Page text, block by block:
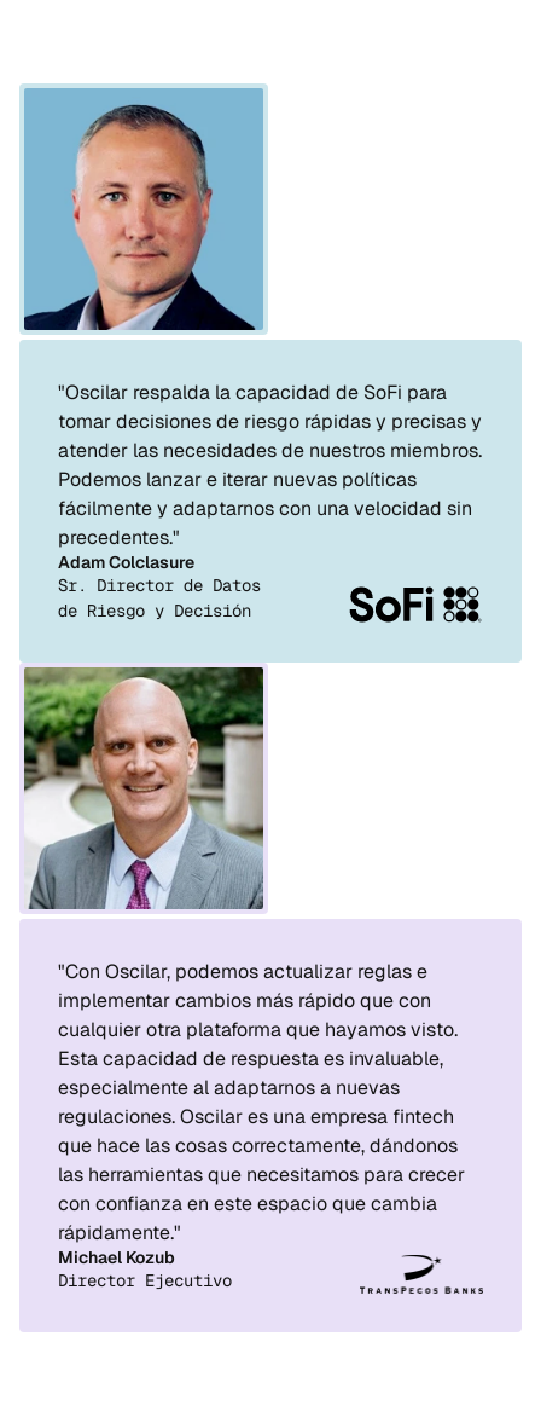
"Oscilar respalda la capacidad de SoFi para
tomar decisiones de riesgo rápidas y precisas y
atender las necesidades de nuestros miembros.
Podemos lanzar e iterar nuevas políticas
fácilmente y adaptarnos con una velocidad sin
precedentes."
Adam Colclasure
Sr. Director de Datos
de Riesgo y Decisión
"Con Oscilar, podemos actualizar reglas e
implementar cambios más rápido que con
cualquier otra plataforma que hayamos visto.
Esta capacidad de respuesta es invaluable,
especialmente al adaptarnos a nuevas
regulaciones. Oscilar es una empresa fintech
que hace las cosas correctamente, dándonos
las herramientas que necesitamos para crecer
con confianza en este espacio que cambia
rápidamente."
Michael Kozub
Director Ejecutivo